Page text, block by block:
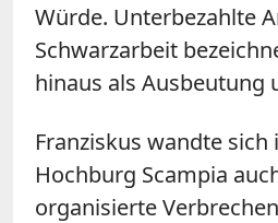
Würde. Unterbezahlte
Schwarzarbeit
hinaus als Ausbeutung
Franziskus wandte
Hochburg Scampia
organisierte